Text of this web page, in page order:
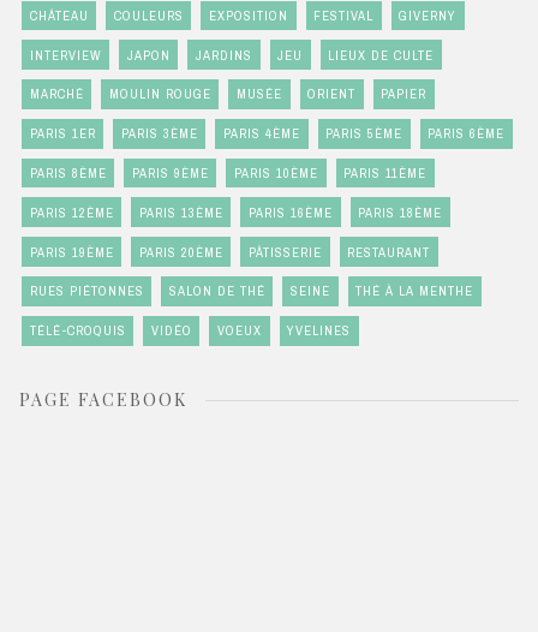
CHÂTEAU COULEURS EXPOSITION FESTIVAL GIVERNY
INTERVIEW JAPON JARDINS JEU LIEUX DE CULTE
MARCHÉ MOULIN ROUGE MUSÉE ORIENT PAPIER
PARIS 1ER PARIS 3ÈME PARIS 4ÈME PARIS 5ÈME PARIS 6ÈME
PARIS 8ÈME PARIS 9ÈME PARIS 10ÈME PARIS 11ÈME
PARIS 12ÈME PARIS 13ÈME PARIS 16ÈME PARIS 18ÈME
PARIS 19ÈME PARIS 20ÈME PÂTISSERIE RESTAURANT
RUES PIÉTONNES SALON DE THÉ SEINE THÉ À LA MENTHE
TÉLÉ-CROQUIS VIDÉO VOEUX YVELINES
PAGE FACEBOOK